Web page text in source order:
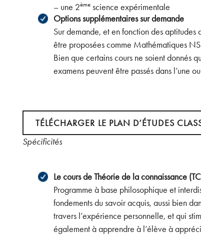
– une 2èmescience expérimentale
Options supplémentaires sur demande
Sur demande, et en fonction des aptitudes
être proposées comme Mathématiques
Bien que certains cours ne soient donnés
examens peuvent être passés dans l’une
Télécharger le Plan d’études classes IB1 et IB2
TÉLÉCHARGER LE PLAN D’ÉTUDES
Spécificités
Le cours de Théorie de la connaissance
Programme à base philosophique et
fondements du savoir acquis, aussi bien
travers l’expérience personnelle, et qui
également à apprendre à l’élève à